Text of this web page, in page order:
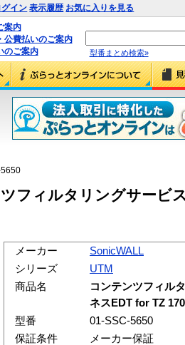
グイン 表示履歴 お気に入りを見る
案内
公費払いのご案内
のご案内
型番まとめ検索»
フィルタリングサービ
メーカー
SonicWALL
シリーズ
UTM
商品名
コンテンツフィル
ネスEDT for TZ 170
型番
01-SSC-5650
保証条件
メーカー保証